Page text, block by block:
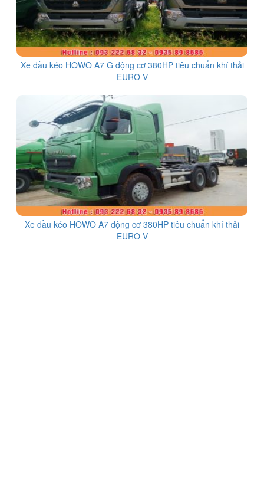
Xe đầu kéo HOWO A7 G động cơ 380HP tiêu chuẩn khí thải
EURO V
Xe đầu kéo HOWO A7 động cơ 380HP tiêu chuẩn khí thải
EURO V